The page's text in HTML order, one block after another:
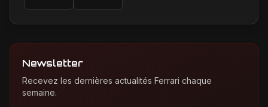
Newsletter
Recevez les dernières actualités Ferrari chaque
semaine.